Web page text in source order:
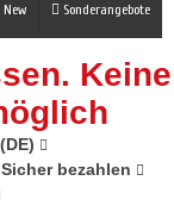
Sonderangebote
New
Keine
Sicher bezahlen